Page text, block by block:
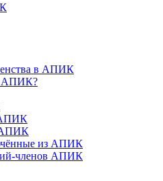
в АПИК
АПИК?
АПИК
АПИК
из АПИК
членов АПИК